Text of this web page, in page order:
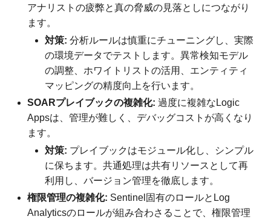
アナリストの疲弊と真の脅威の見落としにつながり
ます。
対策: 分析ルールは慎重にチューニングし、実際
の環境データでテストします。異常検知モデル
の調整、ホワイトリストの活用、エンティティ
マッピングの精度向上を行います。
SOARプレイブックの複雑化: 過度に複雑なLogic
Appsは、管理が難しく、デバッグコストが高くなり
ます。
対策: プレイブックはモジュール化し、シンプル
に保ちます。共通処理は共有リソースとして再
利用し、バージョン管理を徹底します。
権限管理の複雑化: Sentinel固有のロールとLog
Analyticsのロールが組み合わさることで、権限管理